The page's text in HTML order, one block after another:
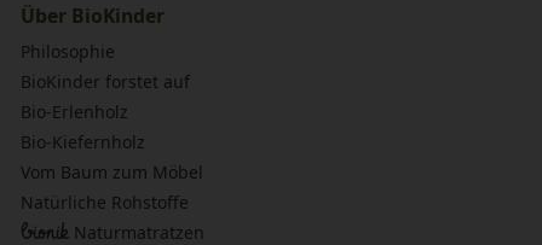
Über BioKinder
Philosophie
BioKinder forstet auf
Bio-Erlenholz
Bio-Kiefernholz
Vom Baum zum Möbel
Natürliche Rohstoffe
bionik Naturmatratzen